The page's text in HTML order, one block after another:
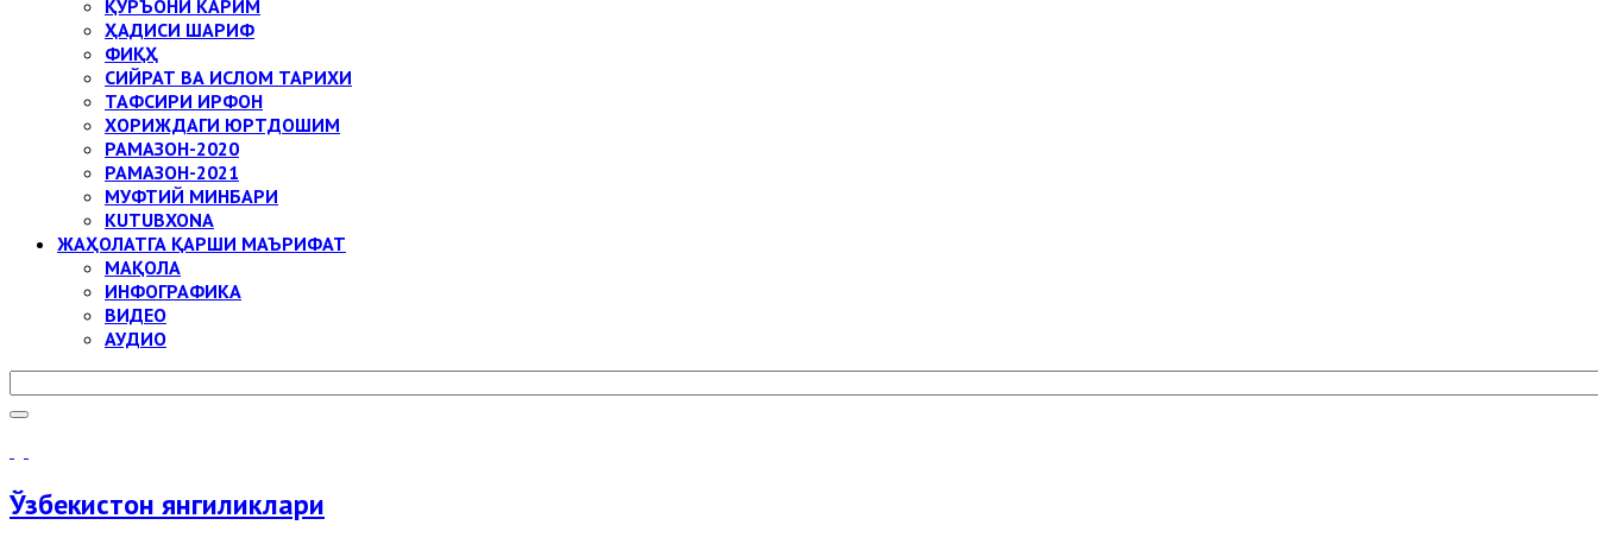
ҚУРЪОНИ КАРИМ
ҲАДИСИ ШАРИФ
ФИҚҲ
СИЙРАТ ВА ИСЛОМ ТАРИХИ
ТАФСИРИ ИРФОН
ХОРИЖДАГИ ЮРТДОШИМ
РАМАЗОН-2020
РАМАЗОН-2021
МУФТИЙ МИНБАРИ
KUTUBXONA
ЖАҲОЛАТГА ҚАРШИ МАЪРИФАТ
МАҚОЛА
ИНФОГРАФИКА
ВИДЕО
АУДИО
Ўзбекистон янгиликлари